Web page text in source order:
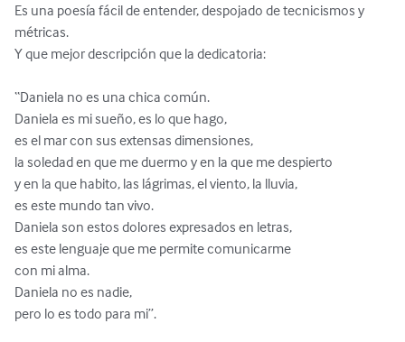
Es una poesía fácil de entender, despojado de tecnicismos y
métricas.
Y que mejor descripción que la dedicatoria:
“Daniela no es una chica común.
Daniela es mi sueño, es lo que hago,
es el mar con sus extensas dimensiones,
la soledad en que me duermo y en la que me despierto
y en la que habito, las lágrimas, el viento, la lluvia,
es este mundo tan vivo.
Daniela son estos dolores expresados en letras,
es este lenguaje que me permite comunicarme
con mi alma.
Daniela no es nadie,
pero lo es todo para mi”.